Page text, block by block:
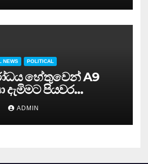
NEWS POLITICAL
හේතුවෙන් A9
දැමිමට පියවර…
ADMIN